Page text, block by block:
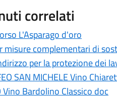
correlati
L'Asparago d'oro
misure complementari di
per la protezione dei
SAN MICHELE Vino
Vino Bardolino Classico doc